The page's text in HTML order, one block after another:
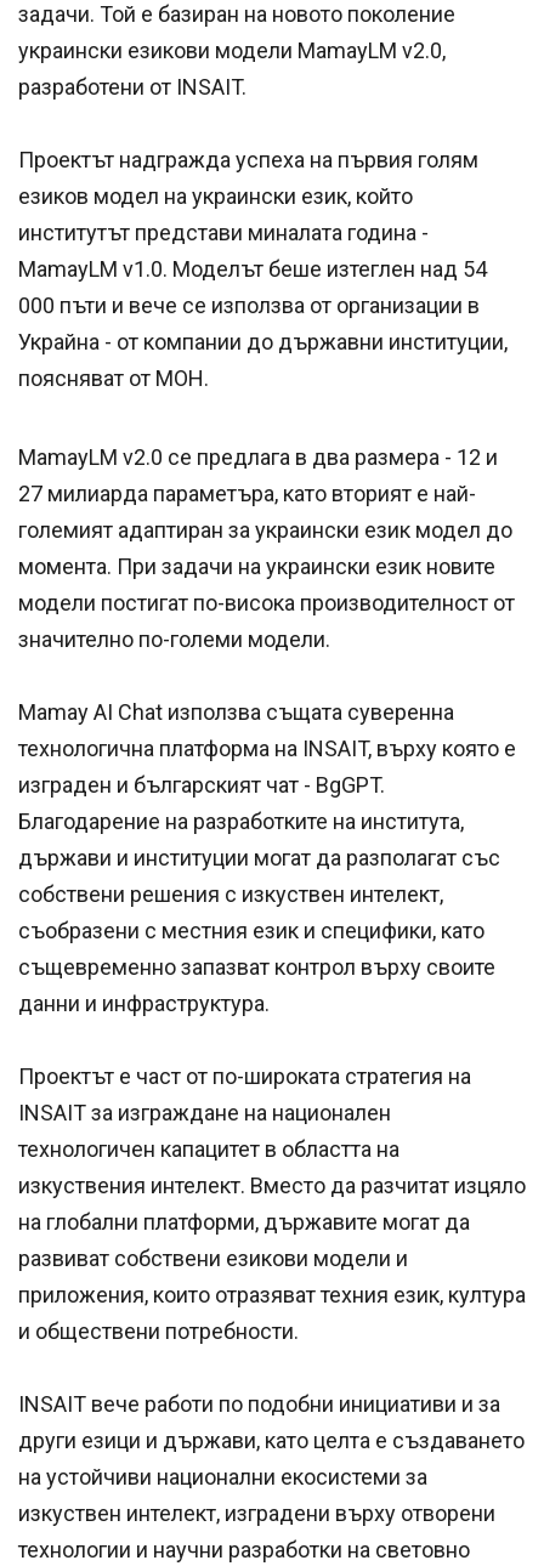
задачи. Той е базиран на новото поколение
украински езикови модели MamayLM v2.0,
разработени от INSAIT.
Проектът надгражда успеха на първия голям
езиков модел на украински език, който
институтът представи миналата година -
MamayLM v1.0. Моделът беше изтеглен над 54
000 пъти и вече се използва от организации в
Украйна - от компании до държавни институции,
поясняват от МОН.
MamayLM v2.0 се предлага в два размера - 12 и
27 милиарда параметъра, като вторият е най-
големият адаптиран за украински език модел до
момента. При задачи на украински език новите
модели постигат по-висока производителност от
значително по-големи модели.
Mamay AI Chat използва същата суверенна
технологична платформа на INSAIT, върху която е
изграден и българският чат - BgGPT.
Благодарение на разработките на института,
държави и институции могат да разполагат със
собствени решения с изкуствен интелект,
съобразени с местния език и специфики, като
същевременно запазват контрол върху своите
данни и инфраструктура.
Проектът е част от по-широката стратегия на
INSAIT за изграждане на национален
технологичен капацитет в областта на
изкуствения интелект. Вместо да разчитат изцяло
на глобални платформи, държавите могат да
развиват собствени езикови модели и
приложения, които отразяват техния език, култура
и обществени потребности.
INSAIT вече работи по подобни инициативи и за
други езици и държави, като целта е създаването
на устойчиви национални екосистеми за
изкуствен интелект, изградени върху отворени
технологии и научни разработки на световно